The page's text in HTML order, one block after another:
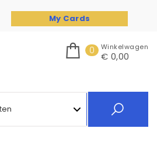
My Cards
0 Winkelwagen
€ 0,00